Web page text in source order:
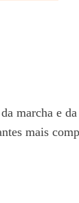
marcha e
mais